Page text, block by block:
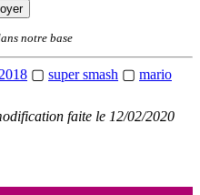
notre base
▢ super smash ▢ mario
faite le 12/02/2020